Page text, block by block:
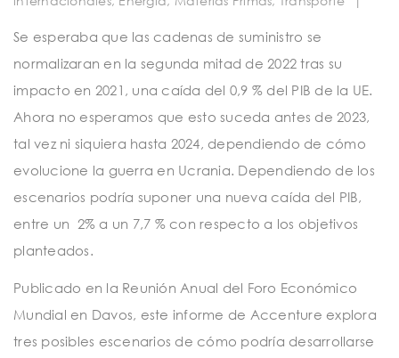
n
Se esperaba que las cadenas de suministro se
normalizaran en la segunda mitad de 2022 tras su
impacto en 2021, una caída del 0,9 % del PIB de la UE.
Ahora no esperamos que esto suceda antes de 2023,
tal vez ni siquiera hasta 2024, dependiendo de cómo
evolucione la guerra en Ucrania. Dependiendo de los
escenarios podría suponer una nueva caída del PIB,
entre un 2% a un 7,7 % con respecto a los objetivos
planteados.
Publicado en la Reunión Anual del Foro Económico
Mundial en Davos, este informe de Accenture explora
tres posibles escenarios de cómo podría desarrollarse